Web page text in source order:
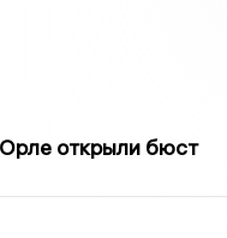
открыли бюст